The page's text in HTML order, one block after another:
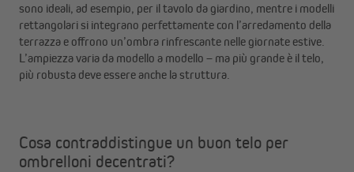
sono ideali, ad esempio, per il tavolo da giardino, mentre i modelli
rettangolari si integrano perfettamente con l’arredamento della
terrazza e offrono un’ombra rinfrescante nelle giornate estive.
L’ampiezza varia da modello a modello – ma più grande è il telo,
più robusta deve essere anche la struttura.
Cosa contraddistingue un buon telo per
ombrelloni decentrati?